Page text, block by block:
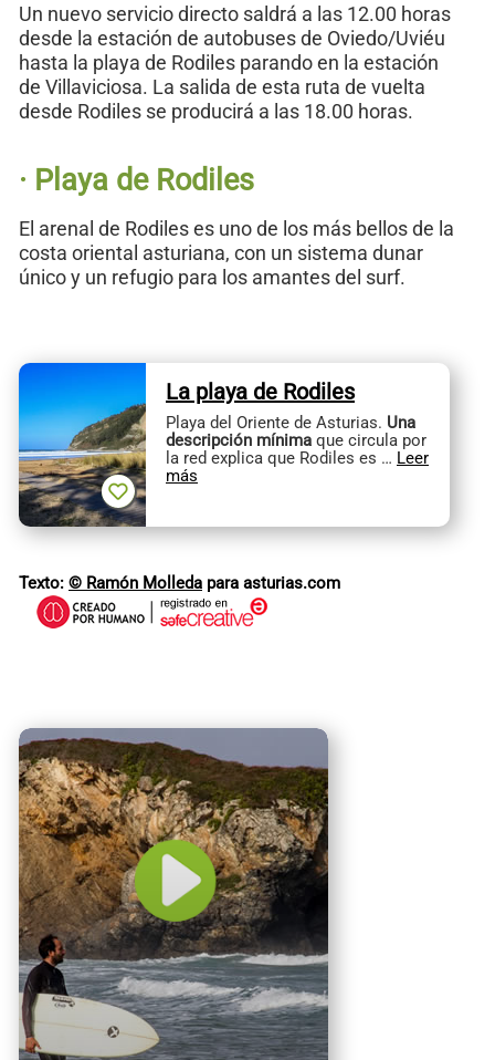
Un nuevo servicio directo saldrá a las 12.00 horas
desde la estación de autobuses de Oviedo/Uviéu
hasta la playa de Rodiles parando en la estación
de Villaviciosa. La salida de esta ruta de vuelta
desde Rodiles se producirá a las 18.00 horas.
· Playa de Rodiles
El arenal de Rodiles es uno de los más bellos de la
costa oriental asturiana, con un sistema dunar
único y un refugio para los amantes del surf.
La playa de Rodiles
Playa del Oriente de Asturias. Una
descripción mínima que circula por
la red explica que Rodiles es … Leer
más
Texto: © Ramón Molleda para asturias.com